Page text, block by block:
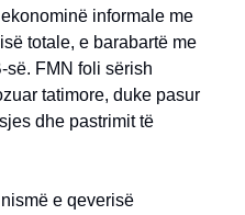
informale me
totale, e barabartë me
së. FMN foli sërish
tatimore, duke pasur
dhe pastrimit të
e qeverisë